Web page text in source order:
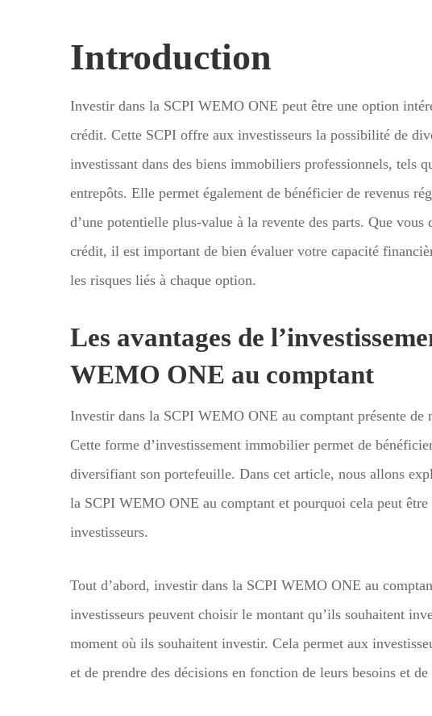
Introduction
Investir dans la SCPI WEMO ONE peut être une option
crédit. Cette SCPI offre aux investisseurs la possibilité de
investissant dans des biens immobiliers professionnels, tels
entrepôts. Elle permet également de bénéficier de revenus
d’une potentielle plus-value à la revente des parts. Que
crédit, il est important de bien évaluer votre capacité
les risques liés à chaque option.
Les avantages de
WEMO ONE au comptant
Investir dans la SCPI WEMO ONE au comptant présente de
Cette forme d’investissement immobilier permet de
diversifiant son portefeuille. Dans cet article, nous allons
la SCPI WEMO ONE au comptant et pourquoi cela peut
investisseurs.
Tout d’abord, investir dans la SCPI WEMO ONE au
investisseurs peuvent choisir le montant qu’ils souhaitent
moment où ils souhaitent investir. Cela permet aux
et de prendre des décisions en fonction de leurs besoins et